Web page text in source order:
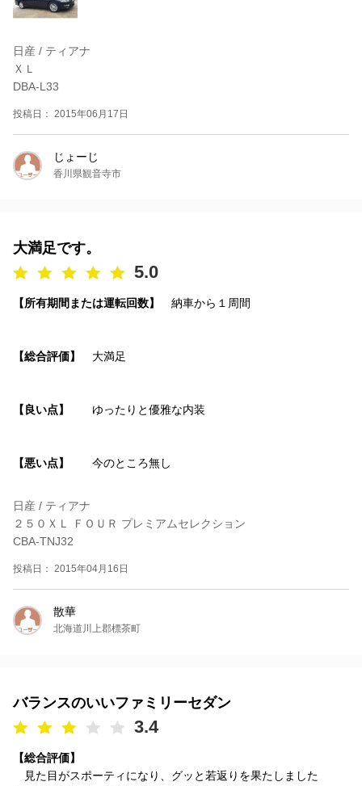
日産 / ティアナ
ＸＬ
DBA-L33
投稿日： 2015年06月17日
じょーじ
香川県観音寺市
大満足です。
5.0
【所有期間または運転回数】 納車から１周間
【総合評価】 大満足
【良い点】 ゆったりと優雅な内装
【悪い点】 今のところ無し
日産 / ティアナ
２５０ＸＬ ＦＯＵＲ プレミアムセレクション
CBA-TNJ32
投稿日： 2015年04月16日
散華
北海道川上郡標茶町
バランスのいいファミリーセダン
3.4
【総合評価】
見た目がスポーティになり、グッと若返りを果たしました